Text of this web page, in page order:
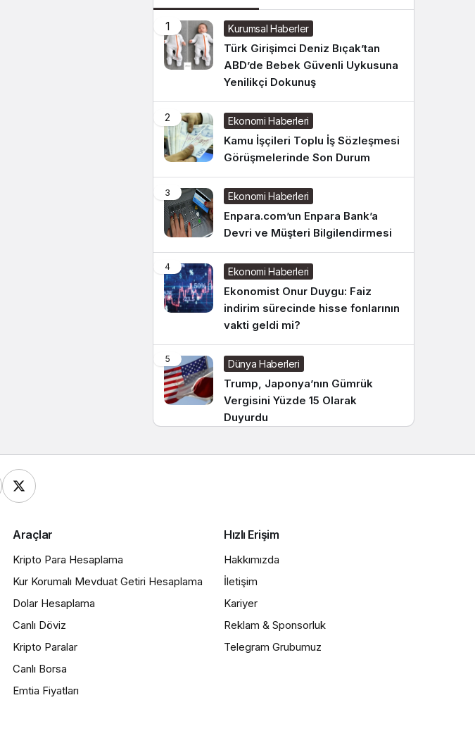
1 Kurumsal Haberler
Türk Girişimci Deniz Bıçak’tan
ABD’de Bebek Güvenli Uykusuna
Yenilikçi Dokunuş
2 Ekonomi Haberleri
Kamu İşçileri Toplu İş Sözleşmesi
Görüşmelerinde Son Durum
3 Ekonomi Haberleri
Enpara.com’un Enpara Bank’a
Devri ve Müşteri Bilgilendirmesi
4 Ekonomi Haberleri
Ekonomist Onur Duygu: Faiz
indirim sürecinde hisse fonlarının
vakti geldi mi?
5 Dünya Haberleri
Trump, Japonya’nın Gümrük
Vergisini Yüzde 15 Olarak
Duyurdu
Araçlar
Kripto Para Hesaplama
Kur Korumalı Mevduat Getiri Hesaplama
Dolar Hesaplama
Canlı Döviz
Kripto Paralar
Canlı Borsa
Emtia Fiyatları
Hızlı Erişim
Hakkımızda
İletişim
Kariyer
Reklam & Sponsorluk
Telegram Grubumuz